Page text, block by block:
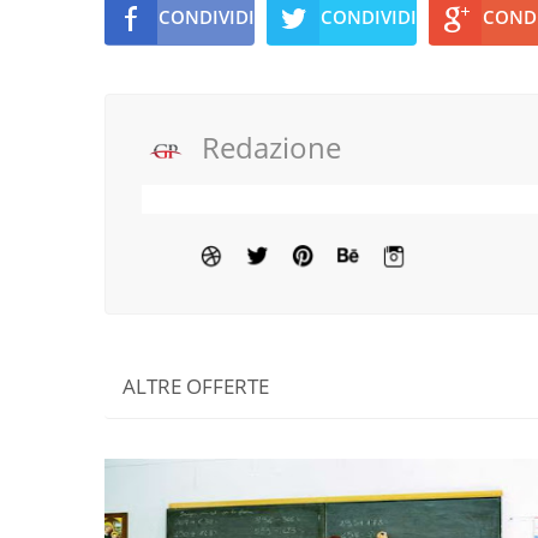
CONDIVIDI CONDIVIDI
Redazione
ALTRE OFFERTE